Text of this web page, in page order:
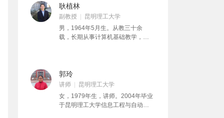
CMOOC联盟翻转教学优秀案例奖、
省计算机教学优秀教师、伍达观先
进教师奖、红云园丁模范教师奖、
校首届多媒体教学比赛特等奖、校
首届十大师德标兵、校首届“爱岗敬
省高校计算机教学研究会副会长、
云南省高校计算机基础教学指导委
机”、“C语言程序设计”、“Java语言
程序设计”等课程的教学工作。主持
部，副主编或参编出版教材6部，发
表学术论文30余篇，其中被SCI/EI
检索10篇。曾获校级教学成果特等
奖、伍达观教育基金先进教师、红
耿植林
副教授
昆明理工大学
男，1964年5月生。从教三十余
载，长期从事计算机基础教学，主
和参与科研项目、教改项目12项。
荣获铁道部科技成果三等奖、校教
奖、红云园丁奖等奖励。
郭玲
讲师
昆明理工大学
女，1979年生，讲师。2004年毕业
于昆明理工大学信息工程与自动化